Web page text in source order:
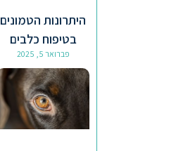
היתרונות הטמונים
בטיפוח כלבים
פברואר 5, 2025